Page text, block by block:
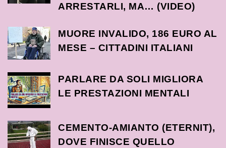
ARRESTARLI, MA… (VIDEO)
MUORE INVALIDO, 186 EURO AL
MESE – CITTADINI ITALIANI
PARLARE DA SOLI MIGLIORA
LE PRESTAZIONI MENTALI
CEMENTO-AMIANTO (ETERNIT),
DOVE FINISCE QUELLO